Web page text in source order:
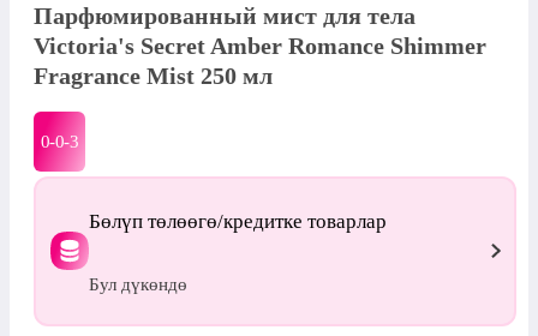
Парфюмированный мист для тела
Victoria's Secret Amber Romance Shimmer
Fragrance Mist 250 мл
0-0-3
Бөлүп төлөөгө/кредитке товарлар
Бул дүкөндө